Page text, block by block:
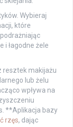
Wybieraj
które
i łagodne żele
resztek makijażu
lub żelu
wpływa na
**Aplikacja bazy
rzęs, dając